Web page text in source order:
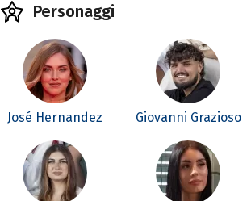
Personaggi
José Hernandez Giovanni Grazioso